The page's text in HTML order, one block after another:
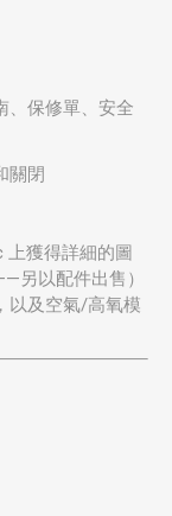
、保修單、安全
關閉
上獲得詳細的圖
另以配件出售）
以及空氣/高氧模